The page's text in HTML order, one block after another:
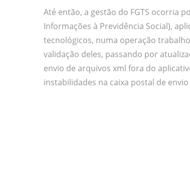
Até então, a gestão do FGTS ocorria
Informações à Previdência Social),
tecnológicos, numa operação
validação deles, passando por
envio de arquivos xml fora do
instabilidades na caixa postal de